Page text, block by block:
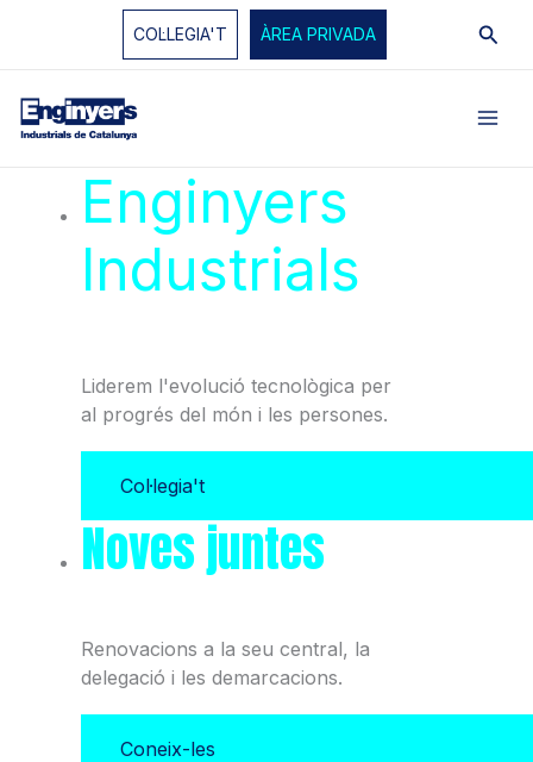
COL·LEGIA'T ÀREA PRIVADA
Enginyers
Industrials
Liderem l'evolució tecnològica per
al progrés del món i les persones.
Col·legia't
Noves juntes
Renovacions a la seu central, la
delegació i les demarcacions.
Coneix-les